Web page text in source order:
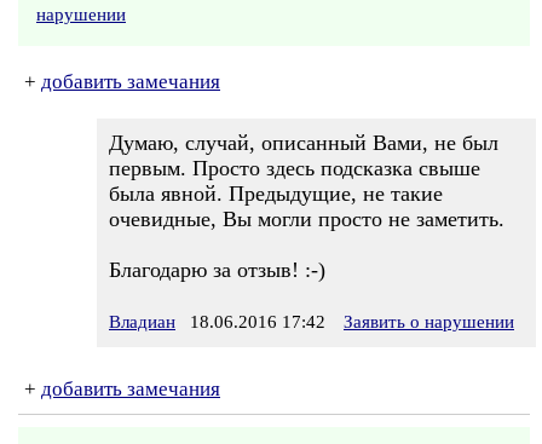
нарушении
+ добавить замечания
Думаю, случай, описанный Вами, не был
первым. Просто здесь подсказка свыше
была явной. Предыдущие, не такие
очевидные, Вы могли просто не заметить.
Благодарю за отзыв! :-)
Владиан 18.06.2016 17:42 Заявить о нарушении
+ добавить замечания